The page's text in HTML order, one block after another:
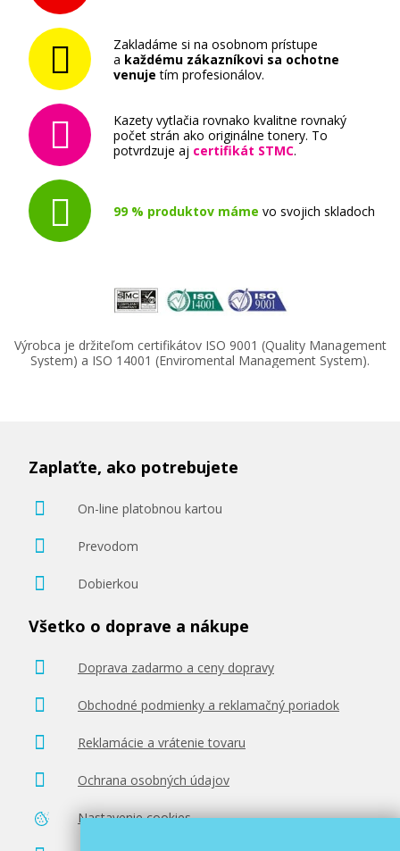
Zakladáme si na osobnom prístupe
a každému zákazníkovi sa ochotne
venuje tím profesionálov.
Kazety vytlačia rovnako kvalitne rovnaký
počet strán ako originálne tonery. To
potvrdzuje aj certifikát STMC.
99 % produktov máme vo svojich skladoch
Výrobca je držiteľom certifikátov ISO 9001 (Quality Management
System) a ISO 14001 (Enviromental Management System).
Zaplaťte, ako potrebujete
On-line platobnou kartou
Prevodom
Dobierkou
Všetko o doprave a nákupe
Doprava zadarmo a ceny dopravy
Obchodné podmienky a reklamačný poriadok
Reklamácie a vrátenie tovaru
Ochrana osobných údajov
Nastavenie cookies